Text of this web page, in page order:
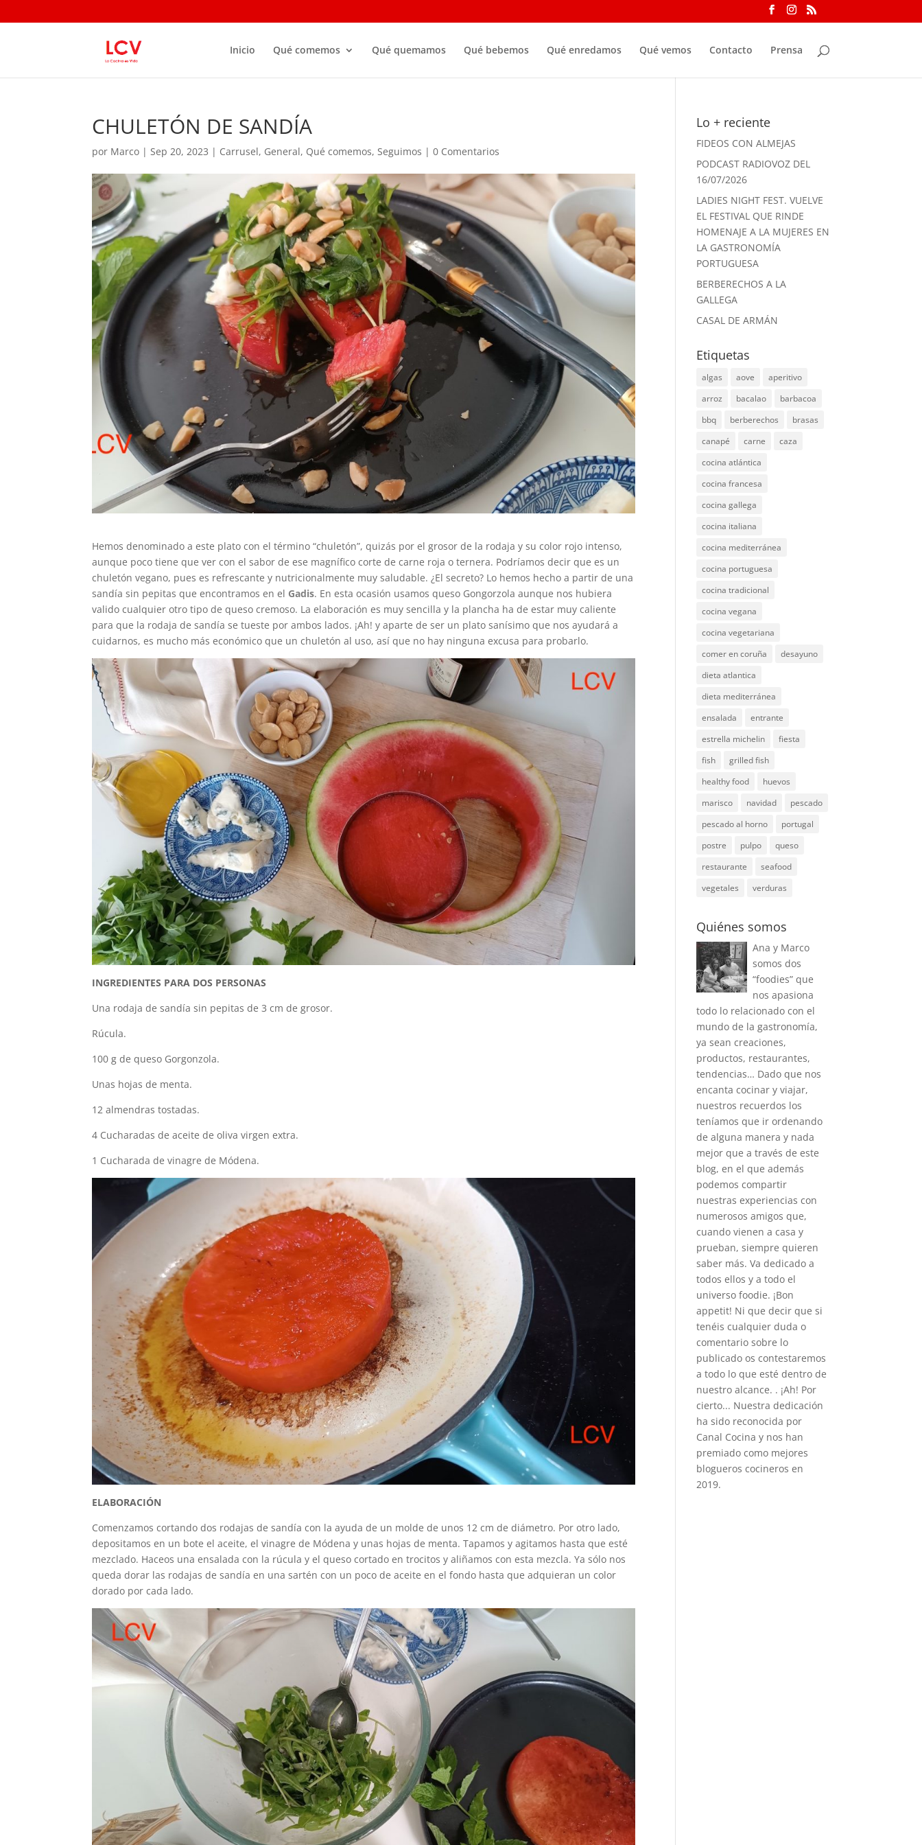
Inicio Qué comemos Qué quemamos Qué bebemos Qué enredamos Qué vemos Contacto Prensa
CHULETÓN DE SANDÍA
por Marco |Sep 20, 2023 | Carrusel, General, Qué comemos,Seguimos |0 Comentarios
Hemos denominado a este plato con el término “chuletón”, quizás por el grosor de la rodaja y su color rojo intenso,
aunque poco tiene que ver con el sabor de ese magnífico corte de carne roja o ternera. Podríamos decir que es un
chuletón vegano, pues es refrescante y nutricionalmente muy saludable. ¿El secreto? Lo hemos hecho a partir de una
sandía sin pepitas que encontramos en el Gadis. En esta ocasión usamos queso Gongorzola aunque nos hubiera
valido cualquier otro tipo de queso cremoso. La elaboración es muy sencilla y la plancha ha de estar muy caliente
para que la rodaja de sandía se tueste por ambos lados. ¡Ah! y aparte de ser un plato sanísimo que nos ayudará a
cuidarnos, es mucho más económico que un chuletón al uso, así que no hay ninguna excusa para probarlo.
INGREDIENTES PARA DOS PERSONAS
Una rodaja de sandía sin pepitas de 3 cm de grosor.
Rúcula.
100 g de queso Gorgonzola.
Unas hojas de menta.
12 almendras tostadas.
4 Cucharadas de aceite de oliva virgen extra.
1 Cucharada de vinagre de Módena.
ELABORACIÓN
Comenzamos cortando dos rodajas de sandía con la ayuda de un molde de unos 12 cm de diámetro. Por otro lado,
depositamos en un bote el aceite, el vinagre de Módena y unas hojas de menta. Tapamos y agitamos hasta que esté
mezclado. Haceos una ensalada con la rúcula y el queso cortado en trocitos y aliñamos con esta mezcla. Ya sólo nos
queda dorar las rodajas de sandía en una sartén con un poco de aceite en el fondo hasta que adquieran un color
dorado por cada lado.
Lo + reciente
FIDEOS CON ALMEJAS
PODCAST RADIOVOZ DEL
16/07/2026
LADIES NIGHT FEST. VUELVE
EL FESTIVAL QUE RINDE
HOMENAJE A LA MUJERES EN
LA GASTRONOMÍA
PORTUGUESA
BERBERECHOS A LA
GALLEGA
CASAL DE ARMÁN
Etiquetas
algas aove
aperitivo
arroz
bacalao
barbacoa
bbq
berberechos
brasas
canapé
carne
caza
cocina atlántica
cocina francesa
cocina gallega
cocina italiana
cocina mediterránea
cocina portuguesa
cocina tradicional
cocina vegana
cocina vegetariana
comer en coruña
desayuno
dieta atlantica
dieta mediterránea
ensalada
entrante
estrella michelin
fiesta
fish
grilled fish
healthy food
huevos
marisco
navidad
pescado
pescado al horno
portugal
postre
pulpo
queso
restaurante
seafood
vegetales
verduras
Quiénes somos
Ana y Marco
somos dos
“foodies” que
nos apasiona
todo lo relacionado con el
mundo de la gastronomía,
ya sean creaciones,
productos, restaurantes,
tendencias… Dado que nos
encanta cocinar y viajar,
nuestros recuerdos los
teníamos que ir ordenando
de alguna manera y nada
mejor que a través de este
blog, en el que además
podemos compartir
nuestras experiencias con
numerosos amigos que,
cuando vienen a casa y
prueban, siempre quieren
saber más. Va dedicado a
todos ellos y a todo el
universo foodie. ¡Bon
appetit! Ni que decir que si
tenéis cualquier duda o
comentario sobre lo
publicado os contestaremos
a todo lo que esté dentro de
nuestro alcance. . ¡Ah! Por
cierto... Nuestra dedicación
ha sido reconocida por
Canal Cocina y nos han
premiado como mejores
blogueros cocineros en
2019.